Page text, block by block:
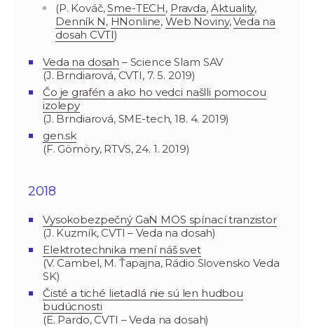
(P. Kováč,Sme-TECH, Pravda, Aktuality,
Denník N, HNonline,Web Noviny,Veda na
dosah CVTI)
Veda na dosah – Science Slam SAV
(J. Brndiarová, CVTI, 7. 5. 2019)
Čo je grafén a ako ho vedci našlli pomocou
izolepy
(J. Brndiarová, SME-tech, 18. 4. 2019)
gen.sk
(F. Gömöry, RTVS, 24. 1. 2019)
2018
Vysokobezpečný GaN MOS spínací tranzistor
(J. Kuzmík, CVTI – Veda na dosah)
Elektrotechnika mení náš svet
(V. Cambel, M. Ťapajna, Rádio Slovensko Veda
SK)
Čisté a tiché lietadlá nie sú len hudbou
budúcnosti
(E. Pardo, CVTI – Veda na dosah)